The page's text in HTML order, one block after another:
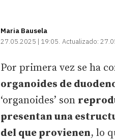
Maria Bausela
27.05.2025 | 19:05 Actualizado:
Por primera vez se ha
organoides de
‘organoides’ son
presentan una
del que provienen, lo